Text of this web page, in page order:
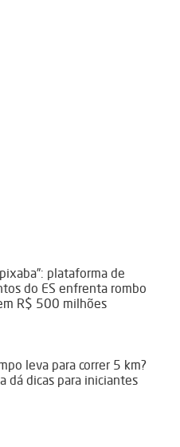
plataforma de
do ES enfrenta rombo
R$ 500 milhões
leva para correr 5 km?
dá dicas para iniciantes